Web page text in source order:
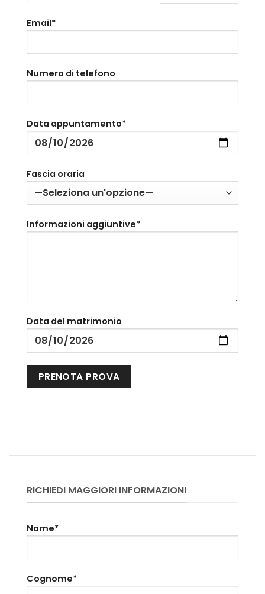
Email*
Numero di telefono
Data appuntamento*
Fascia oraria
Informazioni aggiuntive*
Data del matrimonio
RICHIEDI MAGGIORI INFORMAZIONI
Nome*
Cognome*